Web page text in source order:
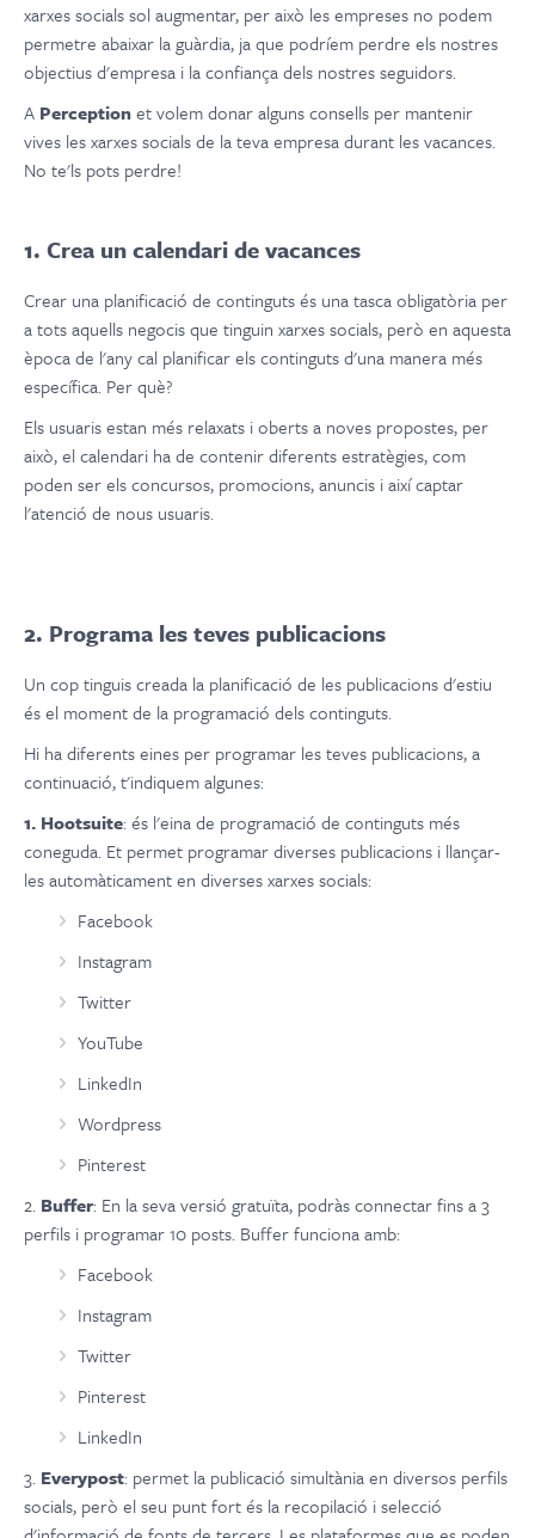
xarxes socials sol augmentar, per això les empreses no podem
permetre abaixar la guàrdia, ja que podríem perdre els nostres
objectius d'empresa i la confiança dels nostres seguidors.
A Perceptionet volem donar alguns consells per mantenir
vives les xarxes socials de la teva empresa durant les vacances.
No te'ls pots perdre!
1. Crea un calendari de vacances
Crear una planificació de continguts és una tasca obligatòria per
a tots aquells negocis que tinguin xarxes socials, però en aquesta
època de l'any cal planificar els continguts d'una manera més
específica. Per què?
Els usuaris estan més relaxats i oberts a noves propostes, per
això, el calendari ha de contenir diferents estratègies, com
poden ser els concursos, promocions, anuncis i així captar
l'atenció de nous usuaris.
2. Programa les teves publicacions
Un cop tinguis creada la planificació de les publicacions d'estiu
és el moment de la programació dels continguts.
Hi ha diferents eines per programar les teves publicacions, a
continuació, t'indiquem algunes:
1. Hootsuite: és l'eina de programació de continguts més
coneguda. Et permet programar diverses publicacions i llançar-
les automàticament en diverses xarxes socials:
Facebook
Instagram
Twitter
YouTube
LinkedIn
Wordpress
Pinterest
2. Buffer: En la seva versió gratuïta, podràs connectar fins a 3
perfils i programar 10 posts. Buffer funciona amb:
Facebook
Instagram
Twitter
Pinterest
LinkedIn
3. Everypost: permet la publicació simultània en diversos perfils
socials, però el seu punt fort és la recopilació i selecció